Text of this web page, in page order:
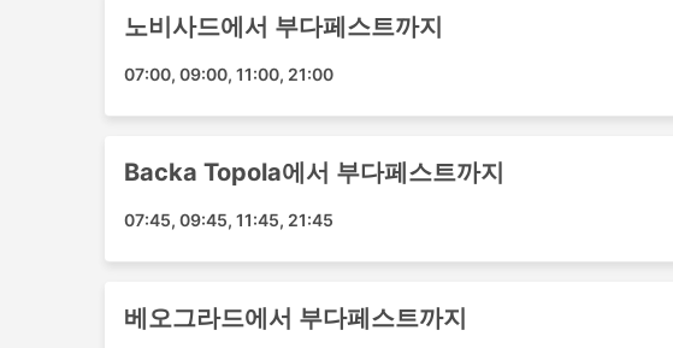
Novi Sad Bulevar Oslobodenja
Belgrade Bus Stop
Gea Tours Beograd 인기 여행지
Gea Tours Beograd 버스는 여러 노선을 운행하며 가장 인기 있
부다페스트 - 수보티차
노비사드에서 부다페스트까지
07:00, 09:00, 11:00, 21:00
Backa Topola에서 부다페스트까지
07:45, 09:45, 11:45, 21:45
베오그라드에서 부다페스트까지